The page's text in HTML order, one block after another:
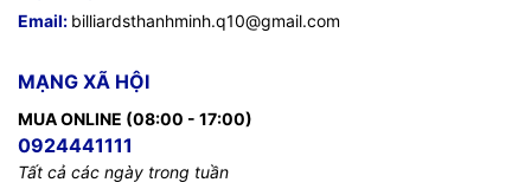
Email: billiardsthanhminh.q10@gmail.com
MẠNG XÃ HỘI
MUA ONLINE (08:00 - 17:00)
0924441111
Tất cả các ngày trong tuần